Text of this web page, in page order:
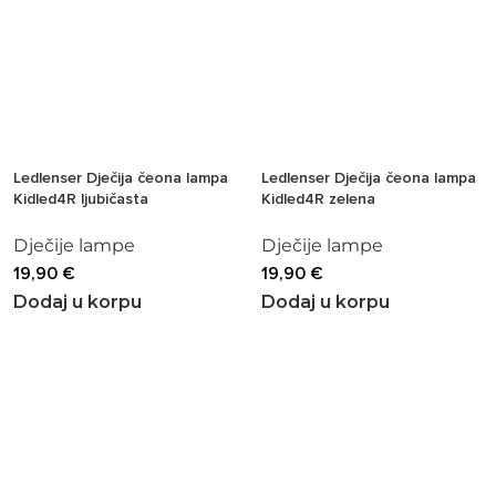
Ledlenser Dječija čeona lampa
Kidled4R ljubičasta
Dječije lampe
19,90 €
Dodaj u korpu
Ledlenser Dječija čeona lampa
Kidled4R zelena
Dječije lampe
19,90 €
Dodaj u korpu